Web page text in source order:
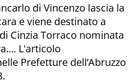
di Vincenzo lascia la
e viene destinato a
Cinzia Torraco nominata
L'articolo
Prefetture dell’Abruzzo